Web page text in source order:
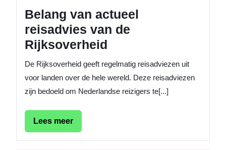
Belang van actueel
reisadvies van de
Rijksoverheid
De Rijksoverheid geeft regelmatig reisadviezen uit
voor landen over de hele wereld. Deze reisadviezen
zijn bedoeld om Nederlandse reizigers te[...]
Lees meerLees
meer